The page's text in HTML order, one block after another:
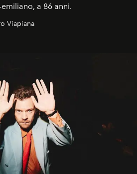
a 86 anni.
Viapiana